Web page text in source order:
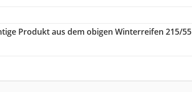
Produkt aus dem obigen Winterreifen 215/55